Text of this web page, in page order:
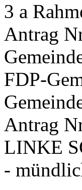
3 a
Antrag
FDP-
Antrag
LINKE
-